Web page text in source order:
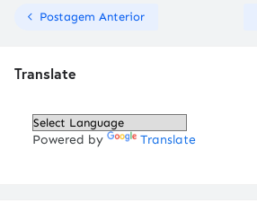
Postagem Anterior
Translate
Powered by Translate